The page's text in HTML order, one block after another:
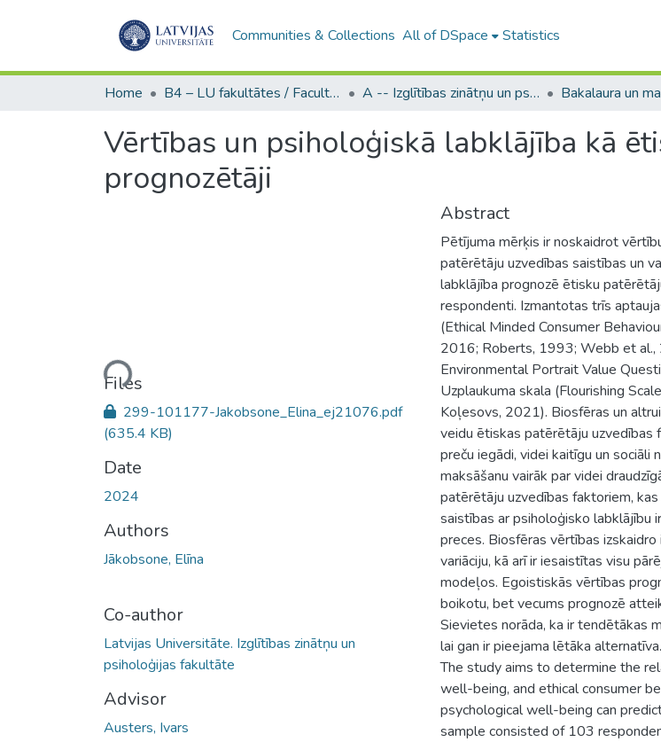
Communities & Collections All of DSpace Statistics
Home B4 – LU fakultātes / Faculties of the UL A -- Izglītības zinātņu un psiholoģijas fakultāte / Faculty of Education Sciences and Psychology
Vērtības un psiholoģiskā labklājība kā
prognozētāji
Loading...
Files
299-101177-Jakobsone_Elina_ej21076.pdf
(635.4 KB)
Date
2024
Authors
Jākobsone, Elīna
Co-author
Latvijas Universitāte. Izglītības zinātņu un
psiholoģijas fakultāte
Advisor
Austers, Ivars
Abstract
Pētījuma mērķis ir noskaidrot
patērētāju uzvedības saistības un
labklājība prognozē ētisku
respondenti. Izmantotas trīs
(Ethical Minded Consumer
2016; Roberts, 1993; Webb et
Environmental Portrait Value
Uzplaukuma skala (Flourishing
Koļesovs, 2021). Biosfēras un
veidu ētiskas patērētāju
preču iegādi, videi kaitīgu un sociāli
maksāšanu vairāk par videi
patērētāju uzvedības faktoriem,
saistības ar psiholoģisko labklājību
preces. Biosfēras vērtības
variāciju, kā arī ir iesaistītas visu
modeļos. Egoistiskās vērtības
boikotu, bet vecums prognozē
Sievietes norāda, ka ir tendētākas
lai gan ir pieejama lētāka alternatīva.
The study aims to determine the
well-being, and ethical consumer
psychological well-being can
sample consisted of 103